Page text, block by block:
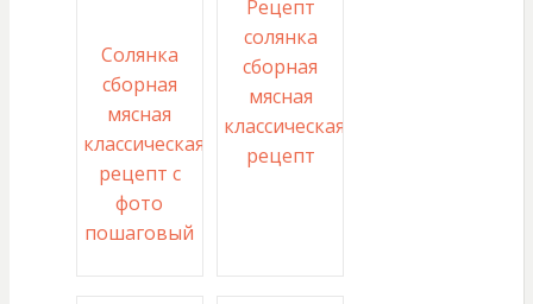
Солянка
сборная
мясная
классическая
рецепт с
фото
пошаговый
Рецепт
солянка
сборная
мясная
классическая
рецепт